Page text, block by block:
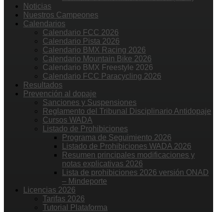
Noticias
Nuestros Campeones
Calendarios
Calendario FCC 2026
Calendario Pista 2026
Calendario BMX Racing 2026
Calendario Mountain Bike 2026
Calendario BMX Freestyle 2026
Calendario FCC Paracycling 2026
Resultados
Prevención al dopaje
Sanciones y Suspensiones
Reglamento del Tribunal Disciplinario Antidopaje
Cursos WADA
Listado de Prohibiciones
Programa de Seguimiento 2026
Listado de Prohibiciones WADA 2026
Resumen principales modificaciones y
notas explicativas 2026
Lista de prohibiciones 2026 versión ONAD
– Mindeporte
Licencias 2026
Tarifas 2026
Tutorial Plataforma